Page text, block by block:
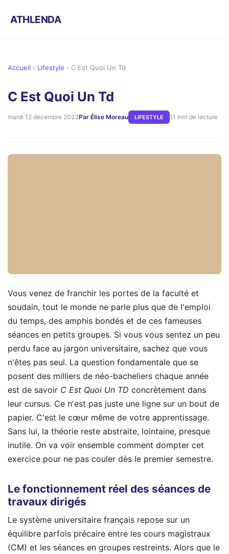
ATHLENDA
Accueil › Lifestyle › C Est Quoi Un Td
C Est Quoi Un Td
mardi 12 décembre 2023Par Élise Moreau LIFESTYLE 11 min de lecture
Vous venez de franchir les portes de la faculté et
soudain, tout le monde ne parle plus que de l'emploi
du temps, des amphis bondés et de ces fameuses
séances en petits groupes. Si vous vous sentez un peu
perdu face au jargon universitaire, sachez que vous
n'êtes pas seul. La question fondamentale que se
posent des milliers de néo-bacheliers chaque année
est de savoir C Est Quoi Un TD concrètement dans
leur cursus. Ce n'est pas juste une ligne sur un bout de
papier. C'est le cœur même de votre apprentissage.
Sans lui, la théorie reste abstraite, lointaine, presque
inutile. On va voir ensemble comment dompter cet
exercice pour ne pas couler dès le premier semestre.
Le fonctionnement réel des séances de
travaux dirigés
Le système universitaire français repose sur un
équilibre parfois précaire entre les cours magistraux
(CM) et les séances en groupes restreints. Alors que le